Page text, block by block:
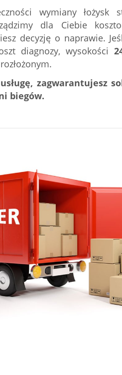
wymiany łożysk
dla Ciebie
decyzję o naprawie.
diagnozy, wysokości
zagwarantujesz
biegów.